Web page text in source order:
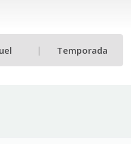
| Temporada